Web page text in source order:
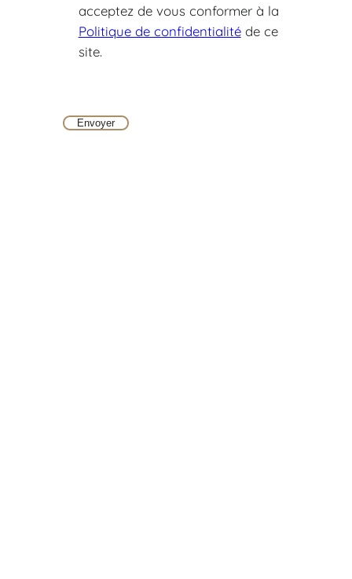
acceptez de vous conformer à la
Politique de confidentialitéde ce
site.